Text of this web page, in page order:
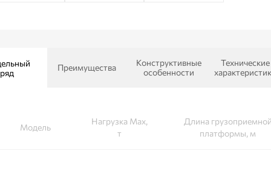
ряд
Преимущества
Конструктивные
особенности
Технические
Модель
Нагрузка Max,
т
Длина
платформы, м